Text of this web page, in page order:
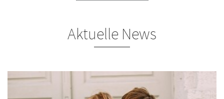
Aktuelle News